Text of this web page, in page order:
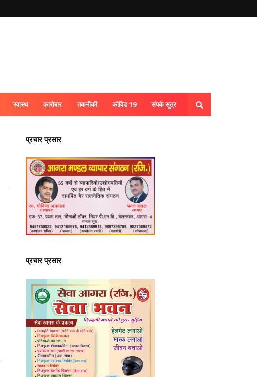
स्वास्थ कारोबार तकनीकी कोविड 19 संपर्क सूत्र
प्रचार प्रसार
प्रचार प्रसार